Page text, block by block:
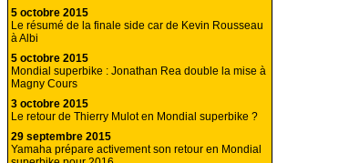
5 octobre 2015
Le résumé de la finale side car de Kevin Rousseau
à Albi
5 octobre 2015
Mondial superbike : Jonathan Rea double la mise à
Magny Cours
3 octobre 2015
Le retour de Thierry Mulot en Mondial superbike ?
29 septembre 2015
Yamaha prépare activement son retour en Mondial